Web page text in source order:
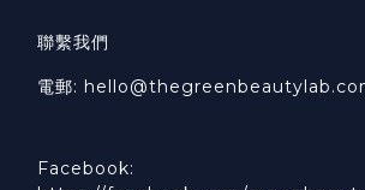
聯繫我們
電郵:
Facebook: